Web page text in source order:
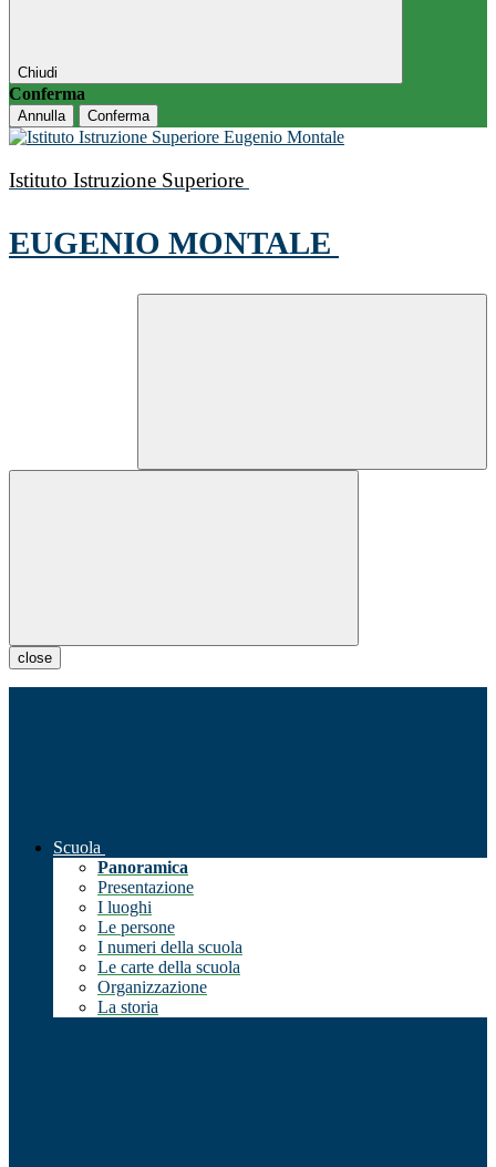
Chiudi
Conferma
Annulla Conferma
Istituto Istruzione Superiore
EUGENIO MONTALE
close
Scuola
Panoramica
Presentazione
I luoghi
Le persone
I numeri della scuola
Le carte della scuola
Organizzazione
La storia